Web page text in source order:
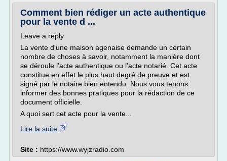
Comment bien rédiger un acte authentique
pour la vente d ...
Leave a reply
La vente d'une maison agenaise demande un certain
nombre de choses à savoir, notamment la manière dont
se déroule l'acte authentique ou l'acte notarié. Cet acte
constitue en effet le plus haut degré de preuve et est
signé par le notaire bien entendu. Nous vous tenons
informer des bonnes pratiques pour la rédaction de ce
document officielle.
A quoi sert cet acte pour la vente...
Lire la suite
Site : https://www.wyjzradio.com